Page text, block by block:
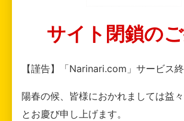
サイト閉鎖の
【謹告】「Narinari.com」サービス
陽春の候、皆様におかれましては益
とお慶び申し上げます。